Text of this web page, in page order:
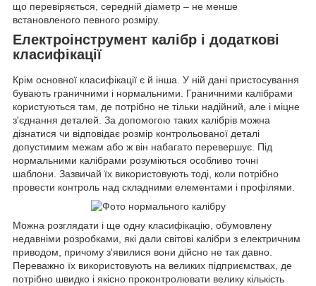
що перевіряється, середній діаметр – не менше
встановленого певного розміру.
Електроінструмент калібр і додаткові
класифікації
Крім основної класифікації є й інша. У ній дані пристосування
бувають граничними і нормальними. Граничними калібрами
користуються там, де потрібно не тільки надійний, але і міцне
з'єднання деталей. За допомогою таких калібрів можна
дізнатися чи відповідає розмір контрольованої деталі
допустимим межам або ж він набагато перевершує. Під
нормальними калібрами розуміються особливо точні
шаблони. Зазвичай їх використовують тоді, коли потрібно
провести контроль над складними елементами і профілями.
Можна розглядати і ще одну класифікацію, обумовлену
недавніми розробками, які дали світові калібри з електричним
приводом, причому з'явилися вони дійсно не так давно.
Переважно їх використовують на великих підприємствах, де
потрібно швидко і якісно проконтролювати велику кількість